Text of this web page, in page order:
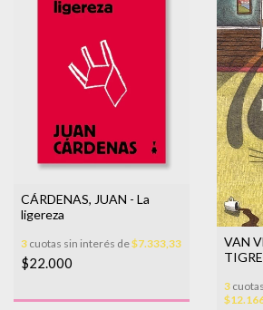
CÁRDENAS, JUAN - La
ligereza
3 cuotas sin interés de$7.333,33
$22.000
VAN
3